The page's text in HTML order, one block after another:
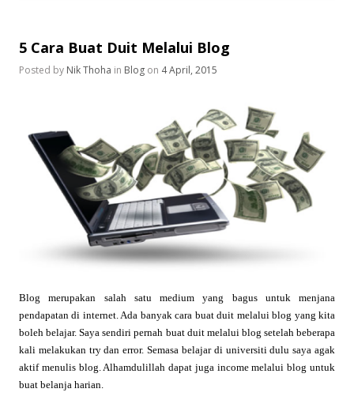
5 Cara Buat Duit Melalui Blog
Posted by Nik Thoha in Blog on 4 April, 2015
Blog merupakan salah satu medium yang bagus untuk menjana
pendapatan di internet. Ada banyak cara buat duit melalui blog yang kita
boleh belajar. Saya sendiri pernah buat duit melalui blog setelah beberapa
kali melakukan try dan error. Semasa belajar di universiti dulu saya agak
aktif menulis blog. Alhamdulillah dapat juga income melalui blog untuk
buat belanja harian.